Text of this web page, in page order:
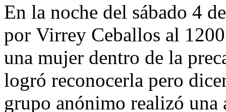
En la noche del sábado 4
por Virrey Ceballos al
una mujer dentro de la
logró reconocerla pero
grupo anónimo realizó